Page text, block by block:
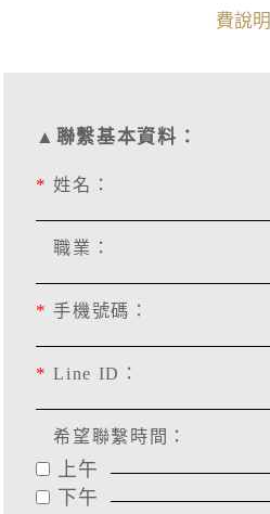
費說明
▲聯繫基本資料：
* 姓名：
職業：
* 手機號碼：
* Line ID：
希望聯繫時間：
上午
下午